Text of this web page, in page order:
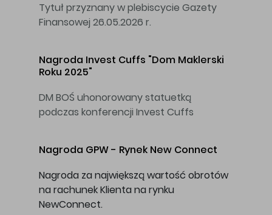
Tytuł przyznany w plebiscycie Gazety
Finansowej 26.05.2026 r.
Nagroda Invest Cuffs "Dom Maklerski
Roku 2025"
DM BOŚ uhonorowany statuetką
podczas konferencji Invest Cuffs
Nagroda GPW - Rynek New Connect
Nagroda za największą wartość obrotów
na rachunek Klienta na rynku
NewConnect.